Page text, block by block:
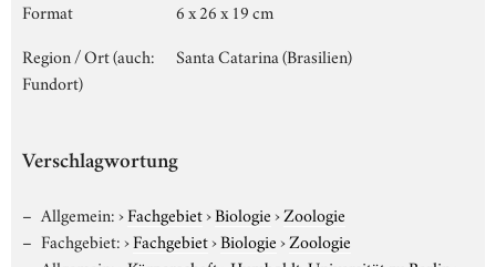
Format
6 x 26 x 19 cm
Region / Ort (auch:
Fundort)
Santa Catarina (Brasilien)
Verschlagwortung
Allgemein:›Fachgebiet›Biologie›Zoologie
Fachgebiet:›Fachgebiet›Biologie›Zoologie